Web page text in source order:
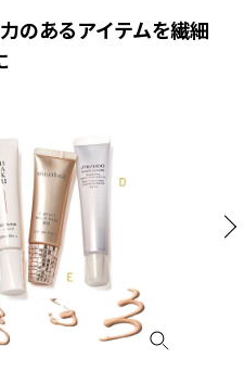
のあるアイテムを繊細